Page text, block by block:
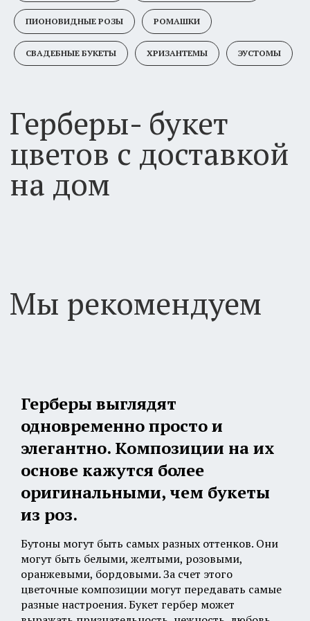
ПИОНОВИДНЫЕ РОЗЫ РОМАШКИ
СВАДЕБНЫЕ БУКЕТЫ ХРИЗАНТЕМЫ ЭУСТОМЫ
цветов с доставкой
на дом
Мы рекомендуем
Герберы выглядят
одновременно просто и
элегантно. Композиции на их
основе кажутся более
оригинальными, чем букеты
из роз.
Бутоны могут быть самых разных оттенков. Они
могут быть белыми, желтыми, розовыми,
оранжевыми, бордовыми. За счет этого
цветочные композиции могут передавать самые
разные настроения. Букет гербер может
Листва